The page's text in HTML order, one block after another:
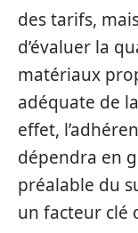
des tarifs,
d’évaluer la
matériaux
adéquate de
effet,
dépendra en
préalable du
un facteur clé